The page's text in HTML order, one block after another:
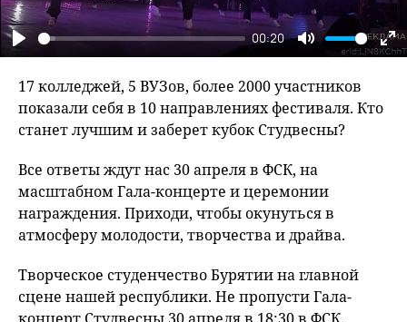
Play
00:20
Mute
17 колледжей, 5 ВУЗов, более 2000 участников
показали себя в 10 направлениях фестиваля. Кто
станет лучшим и заберет кубок Студвесны?
Все ответы ждут нас 30 апреля в ФСК, на
масштабном Гала-концерте и церемонии
награждения. Приходи, чтобы окунуться в
атмосферу молодости, творчества и драйва.
Творческое студенчество Бурятии на главной
сцене нашей республики. Не пропусти Гала-